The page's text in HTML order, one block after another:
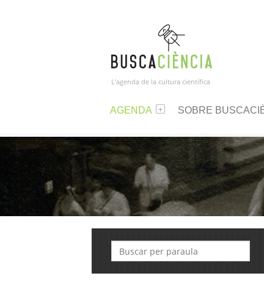
L’agenda de la cultura científica
AGENDA SOBRE